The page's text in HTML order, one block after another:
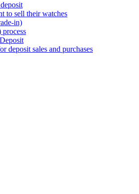
to sell their watches
in)
process
deposit sales and purchases